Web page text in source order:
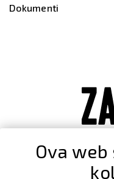
Dokumenti
Ova